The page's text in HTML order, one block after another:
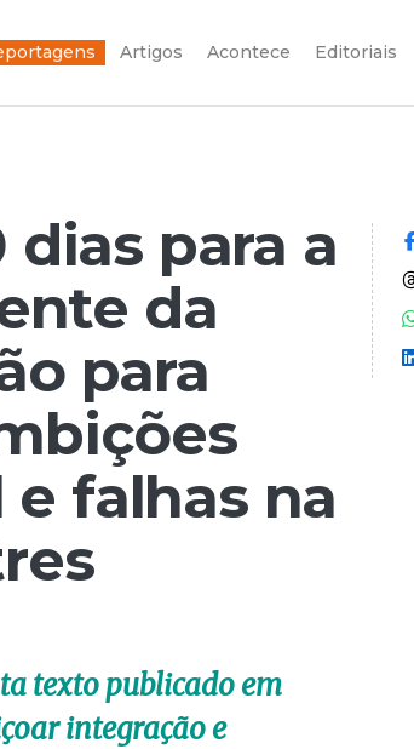
Artigos Acontece Editoriais
para a
da
para
falhas na
texto publicado em
integração e